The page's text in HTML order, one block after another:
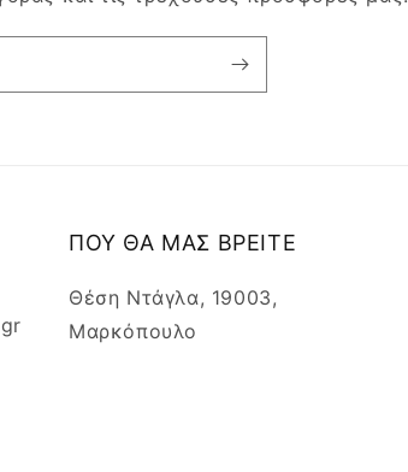
ΠΟΥ ΘΑ ΜΑΣ ΒΡΕΙΤΕ
Θέση Ντάγλα, 19003,
Μαρκόπουλο